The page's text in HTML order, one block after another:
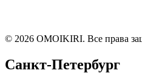
© 2026 OMOIKIRI. Все права
Санкт-Петербург